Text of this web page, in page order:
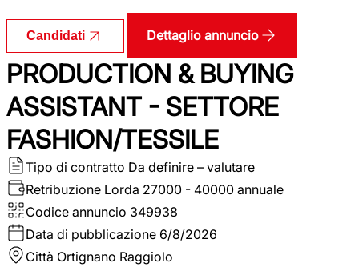
Candidati Dettaglio annuncio
PRODUCTION & BUYING
ASSISTANT - SETTORE
FASHION/TESSILE
Tipo di contratto Da definire – valutare
Retribuzione Lorda 27000 - 40000 annuale
Codice annuncio 349938
Data di pubblicazione 6/8/2026
Città Ortignano Raggiolo